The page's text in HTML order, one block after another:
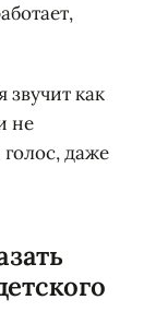
звучит как
не
даже